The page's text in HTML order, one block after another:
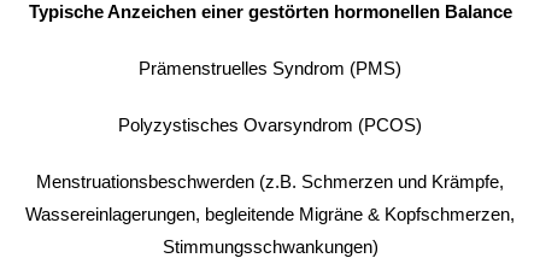
Typische Anzeichen einer gestörten hormonellen Balance
Prämenstruelles Syndrom (PMS)
Polyzystisches Ovarsyndrom (PCOS)
Menstruationsbeschwerden (z.B. Schmerzen und Krämpfe,
Wassereinlagerungen, begleitende Migräne & Kopfschmerzen,
Stimmungsschwankungen)